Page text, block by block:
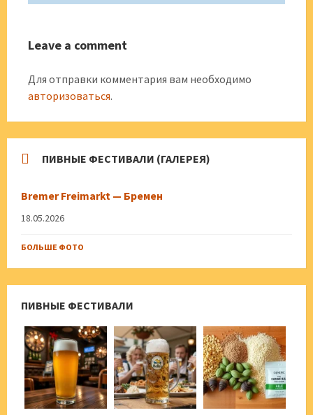
Leave a comment
Для отправки комментария вам необходимо
авторизоваться.
ПИВНЫЕ ФЕСТИВАЛИ (ГАЛЕРЕЯ)
Bremer Freimarkt — Бремен
18.05.2026
БОЛЬШЕ ФОТО
ПИВНЫЕ ФЕСТИВАЛИ